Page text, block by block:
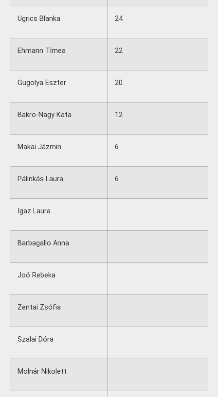
Ugrics Blanka 24
Ehmann Tímea 22
Gugolya Eszter 20
Bakro-Nagy Kata 12
Makai Jázmin 6
Pálinkás Laura 6
Igaz Laura
Barbagallo Anna
Joó Rebeka
Zentai Zsófia
Szalai Dóra
Molnár Nikolett